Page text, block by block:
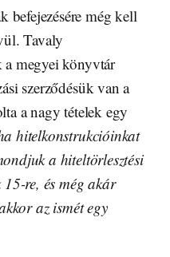
befejezésére még kell
Tavaly
megyei könyvtár
szerződésük van a
a nagy tételek egy
hitelkonstrukcióinkat
a hiteltörlesztési
re, és még akár
az ismét egy